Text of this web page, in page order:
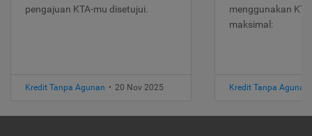
pengajuan KTA-mu disetujui.
Kredit Tanpa Agunan • 20 Nov 2025
menggunakan
maksimal:
Kredit Tanpa Agunan